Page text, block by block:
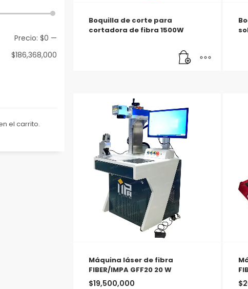
Boquilla de corte para
cortadora de fibra 1500W
Máquina láser de fibra
FIBER/IMPA GFF20 20 W
$19,500,000 $
Precio: $0 —
$186,368,000
el carrito.